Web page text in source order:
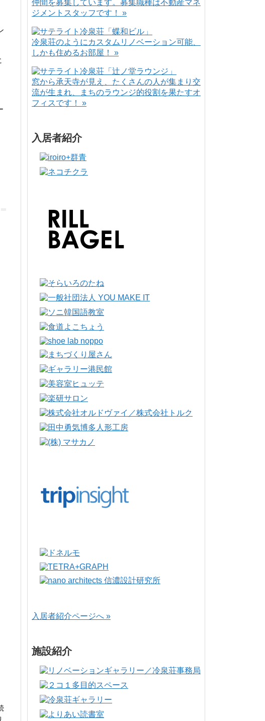
仲間を募集しています。募集職種は不動産マネ
ジメントスタッフです！ »
冷泉荘のようにカスタムリノベーション可能、
しかも住めるお部屋！ »
窓から承天寺が見え、たくさんの人が集まり交
流が生まれ、まちのラウンジ的役割を果たすオ
フィスです！ »
入居者紹介
入居者紹介ページへ »
施設紹介